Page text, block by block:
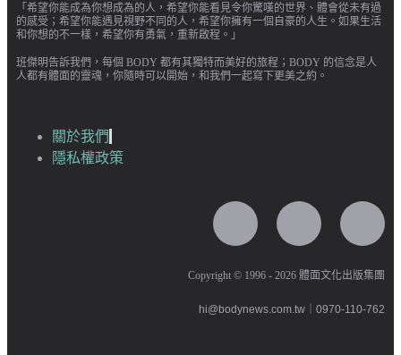
「希望你能成為你想成為的人，希望你能看見令你驚嘆的世界、體會從未有過
的感受；希望你能遇見視野不同的人，希望你擁有一個自豪的人生。如果生活
和你想的不一樣，希望你有勇氣，重新啟程。」
班傑明告訴我們，每個 BODY 都有其獨特而美好的旅程；BODY 的信念是人
人都有體面的靈魂，你隨時可以開始，和我們一起寫下更美之約。
關於我們
隱私權政策
Copyright © 1996 - 2026 體面文化出版集團
hi@bodynews.com.tw 0970-110-762